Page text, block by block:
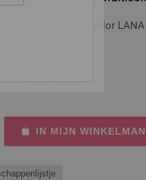
designer hout Multicolor
60cm
excl.verzendkosten
IN MIJN